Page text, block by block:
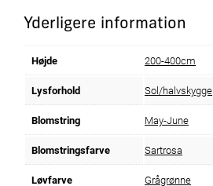
Yderligere information
Højde 200-400cm
Lysforhold Sol/halvskygge
Blomstring May-June
Blomstringsfarve Sartrosa
Løvfarve Grågrønne